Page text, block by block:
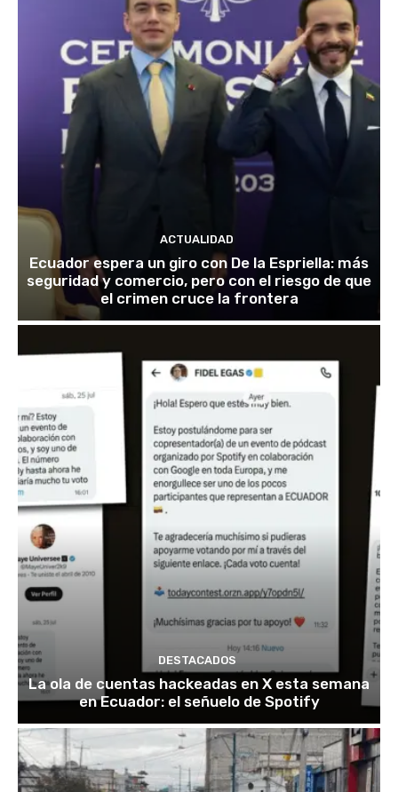
ACTUALIDAD
Ecuador espera un giro con De la Espriella: más
seguridad y comercio, pero con el riesgo de que
el crimen cruce la frontera
DESTACADOS
La ola de cuentas hackeadas en X esta semana
en Ecuador: el señuelo de Spotify